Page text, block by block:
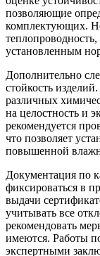
позволяющие
комплектующих.
установленным
Дополнительно
стойкость
различных
на целостность и
рекомендуется
что позволяет
повышенной
Документация по
фиксироваться в
выдачи
учитывать все
рекомендовать
имеются. Работы
экспертными